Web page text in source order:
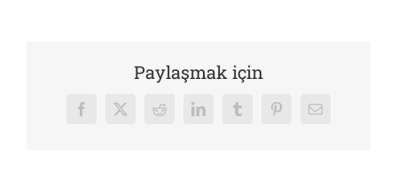
Paylaşmak için
Facebook
X Reddit LinkedInTumblrPinterest
E-